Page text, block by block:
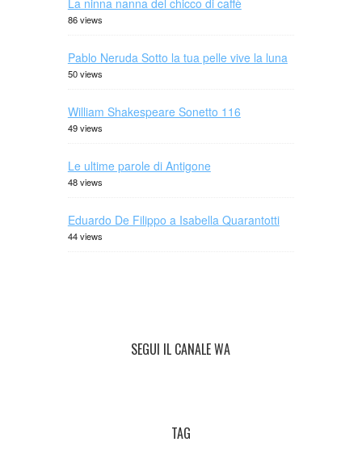
La ninna nanna del chicco di caffè
86 views
Pablo Neruda Sotto la tua pelle vive la luna
50 views
William Shakespeare Sonetto 116
49 views
Le ultime parole di Antigone
48 views
Eduardo De Filippo a Isabella Quarantotti
44 views
SEGUI IL CANALE WA
TAG